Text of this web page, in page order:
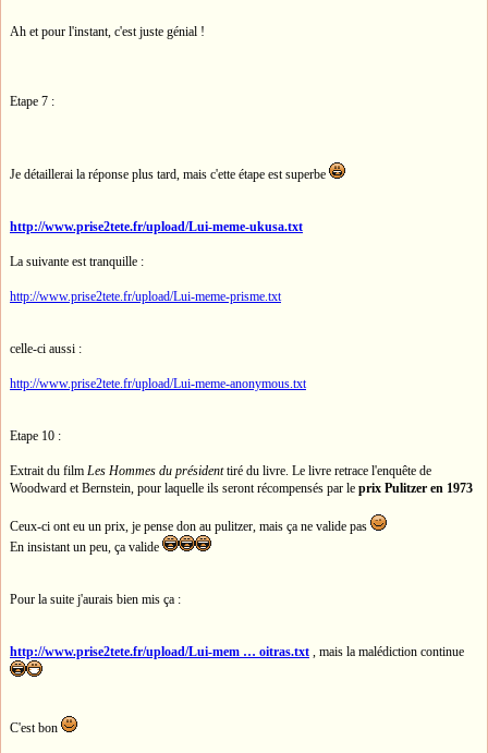
Ah et pour l'instant, c'est juste génial !
Etape 7 :
Je détaillerai la réponse plus tard, mais c'ette étape est superbe
http://www.prise2tete.fr/upload/Lui-meme-ukusa.txt
La suivante est tranquille :
http://www.prise2tete.fr/upload/Lui-meme-prisme.txt
celle-ci aussi :
http://www.prise2tete.fr/upload/Lui-meme-anonymous.txt
Etape 10 :
Extrait du film Les Hommes du présidenttiré du livre. Le livre retrace l'enquête de
Woodward et Bernstein, pour laquelle ils seront récompensés par le prix Pulitzer en 1973
Ceux-ci ont eu un prix, je pense don au pulitzer, mais ça ne valide pas
En insistant un peu, ça valide
Pour la suite j'aurais bien mis ça :
http://www.prise2tete.fr/upload/Lui-mem … oitras.txt , mais la malédiction continue
C'est bon